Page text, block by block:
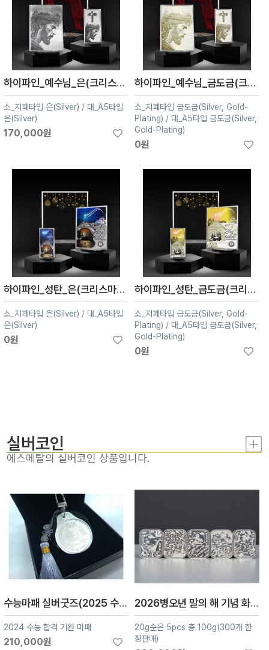
하이파인_예수님_은(크리스마스액자)
소_지폐타입 은(Silver) / 대_A5타입
은(Silver)
170,000원
하이파인_예수님_금도금(크리스마스액자)
소_지폐타입 금도금(Silver, Gold-
Plating) / 대_A5타입 금도금(Silver,
Gold-Plating)
0원
하이파인_성탄_은(크리스마스액자)
소_지폐타입 은(Silver) / 대_A5타입
은(Silver)
0원
하이파인_성탄_금도금(크리스마스액자)
소_지폐타입 금도금(Silver, Gold-
Plating) / 대_A5타입 금도금(Silver,
Gold-Plating)
0원
실버코인
에스메탈의 실버코인 상품입니다.
수능마패 실버굿즈(2025 수능 합격 기원 마패, 순은99.99)
2024 수능 합격 기원 마패
210,000원
2026병오년 말의 해 기념 화투 오광 실버 컬렉션 100g
20g순은 5pcs 총 100g(300개 한
정판매)